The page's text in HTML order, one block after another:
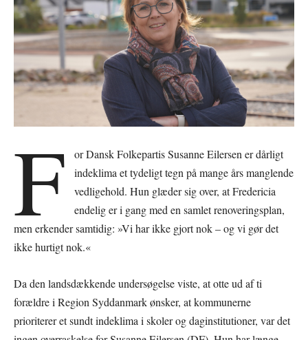
F
or Dansk Folkepartis Susanne Eilersen er dårligt
indeklima et tydeligt tegn på mange års manglende
vedligehold. Hun glæder sig over, at Fredericia
endelig er i gang med en samlet renoveringsplan,
men erkender samtidig: »Vi har ikke gjort nok – og vi gør det
ikke hurtigt nok.«
Da den landsdækkende undersøgelse viste, at otte ud af ti
forældre i Region Syddanmark ønsker, at kommunerne
prioriterer et sundt indeklima i skoler og daginstitutioner, var det